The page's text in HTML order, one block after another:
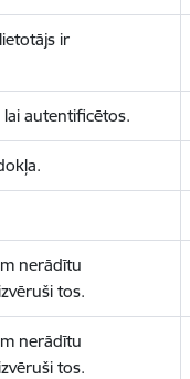
ir
autentificētos.
nerādītu
tos.
nerādītu
tos.